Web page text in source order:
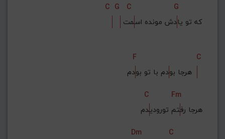
C G C
G
که تو یادش مونده اسمت
F
C
هرجا بودم با تو بو
C
Fm
هرجا رفتم تورودیدم
Dm
C